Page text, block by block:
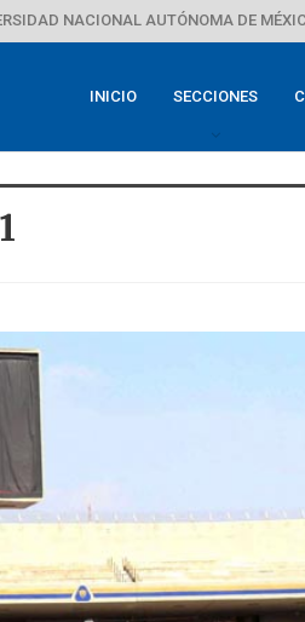
NACIONAL AUTÓNOMA DE
INICIO SECCIONES